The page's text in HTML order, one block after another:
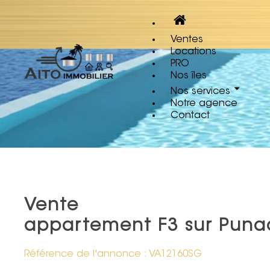
Ventes
Locations
PRO
Nos îles
Nos services
Notre agence
Contact
Vente
appartement F3 sur
Référence de l'annonce : VA12160SG